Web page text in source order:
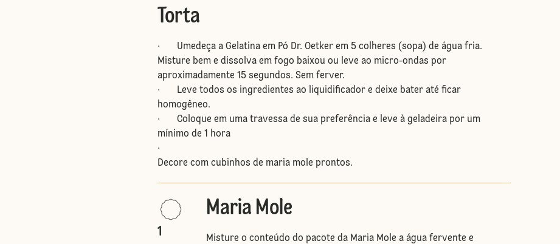
Torta
· Umedeça a Gelatina em Pó Dr. Oetker em 5 colheres (sopa) de água fria.
Misture bem e dissolva em fogo baixou ou leve ao micro-ondas por
aproximadamente 15 segundos. Sem ferver.
· Leve todos os ingredientes ao liquidificador e deixe bater até ficar
homogêneo.
· Coloque em uma travessa de sua preferência e leve à geladeira por um
mínimo de 1 hora
·
Decore com cubinhos de maria mole prontos.
1
Maria Mole
Misture o conteúdo do pacote da Maria Mole a água fervente e